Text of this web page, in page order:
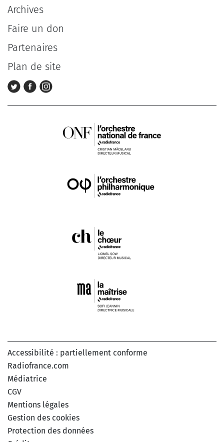
Archives
Faire un don
Partenaires
Plan de site
Accessibilité : partiellement conforme
Radiofrance.com
Médiatrice
CGV
Mentions légales
Gestion des cookies
Protection des données